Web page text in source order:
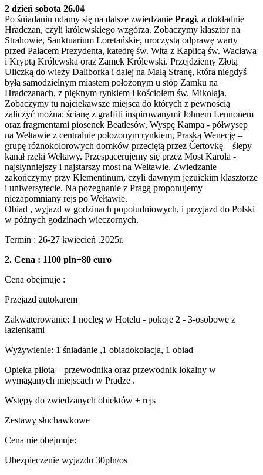
2 dzień sobota 26.04
Po śniadaniu udamy się na dalsze zwiedzanie Pragi, a dokładnie
Hradczan, czyli królewskiego wzgórza. Zobaczymy klasztor na
Strahowie, Sanktuarium Loretańskie, uroczystą odprawę warty
przed Pałacem Prezydenta, katedrę św. Wita z Kaplicą św. Wacława
i Kryptą Królewska oraz Zamek Królewski. Przejdziemy Złotą
Uliczką do wieży Daliborka i dalej na Małą Stranę, która niegdyś
była samodzielnym miastem położonym u stóp Zamku na
Hradczanach, z pięknym rynkiem i kościołem św. Mikołaja.
Zobaczymy tu najciekawsze miejsca do których z pewnością
zaliczyć można: ścianę z graffiti inspirowanymi Johnem Lennonem
oraz fragmentami piosenek Beatlesów, Wyspę Kampa - półwysep
na Wełtawie z centralnie położonym rynkiem, Praską Wenecję –
grupę różnokolorowych domków przeciętą przez Čertovkę – ślepy
kanał rzeki Wełtawy. Przespacerujemy się przez Most Karola -
najsłynniejszy i najstarszy most na Wełtawie. Zwiedzanie
zakończymy przy Klementinum, czyli dawnym jezuickim klasztorze
i uniwersytecie. Na pożegnanie z Pragą proponujemy
niezapomniany rejs po Wełtawie.
Obiad , wyjazd w godzinach popołudniowych, i przyjazd do Polski
w późnych godzinach wieczornych.
Termin : 26-27 kwiecień .2025r.
2. Cena : 1100 pln+80 euro
Cena obejmuje :
Przejazd autokarem
Zakwaterowanie: 1 nocleg w Hotelu - pokoje 2 - 3-osobowe z
łazienkami
Wyżywienie: 1 śniadanie ,1 obiadokolacja, 1 obiad
Opieka pilota – przewodnika oraz przewodnik lokalny w
wymaganych miejscach w Pradze .
Wstępy do zwiedzanych obiektów + rejs
Zestawy słuchawkowe
Cena nie obejmuje:
Ubezpieczenie wyjazdu 30pln/os